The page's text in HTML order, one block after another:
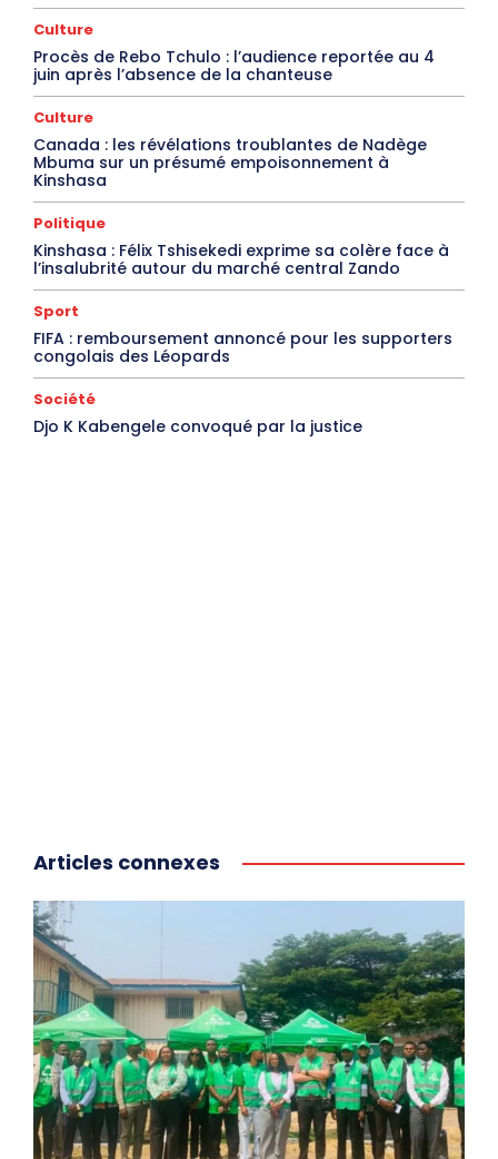
Culture
Procès de Rebo Tchulo : l’audience reportée au 4
juin après l’absence de la chanteuse
Culture
Canada : les révélations troublantes de Nadège
Mbuma sur un présumé empoisonnement à
Kinshasa
Politique
Kinshasa : Félix Tshisekedi exprime sa colère face à
l’insalubrité autour du marché central Zando
Sport
FIFA : remboursement annoncé pour les supporters
congolais des Léopards
Société
Djo K Kabengele convoqué par la justice
Articles connexes